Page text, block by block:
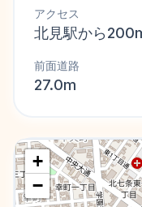
アクセス
北見駅から
前面道路
27.0m
+
−